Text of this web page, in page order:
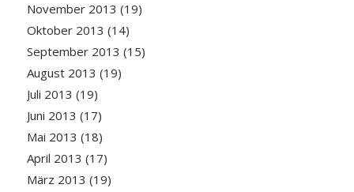
November 2013 (19)
Oktober 2013 (14)
September 2013 (15)
August 2013 (19)
Juli 2013 (19)
Juni 2013 (17)
Mai 2013 (18)
April 2013 (17)
März 2013 (19)